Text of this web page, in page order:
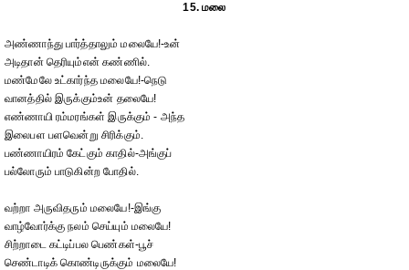
15. மலை
அண்ணாந்து பார்த்தாலும் மலையே!-உன்
அடிதான் தெரியும்என் கண்ணில்.
மண்மேலே உட்கார்ந்த மலையே!-நெடு
வானத்தில் இருக்கும்உன் தலையே!
எண்ணாயி ரம்மரங்கள் இருக்கும் - அந்த
இலைபள பளவென்று சிரிக்கும்.
பண்ணாயிரம் கேட்கும் காதில்-அங்குப்
பல்லோரும் பாடுகின்ற போதில்.
வற்றா அருவிதரும் மலையே!-இங்கு
வாழ்வோர்க்கு நலம் செய்யும் மலையே!
சிற்றாடை கட்டிப்பல பெண்கள்-பூச்
செண்டாடிக் கொண்டிருக்கும் மலையே!